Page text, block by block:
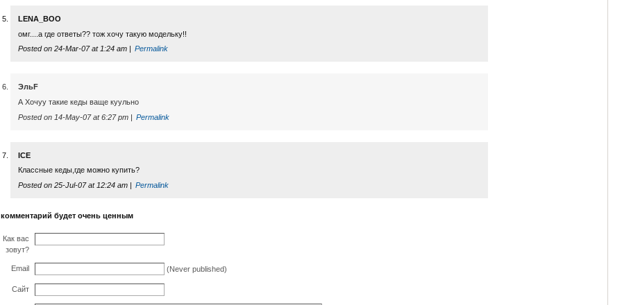
LENA_BOO
омг....а где ответы?? тож хочу такую модельку!!
Posted on 24-Mar-07 at 1:24 am |
Permalink
ЭльF
А Хочуу такие кеды ваще куульно
Posted on 14-May-07 at 6:27 pm | Permalink
ICE
Классные кеды,где можно купить?
Posted on 25-Jul-07 at 12:24 am | Permalink
будет очень ценным
Как вас
зовут?
Email (Never published)
Сайт